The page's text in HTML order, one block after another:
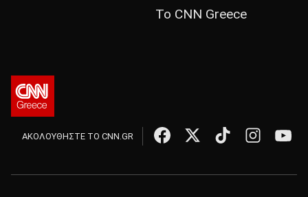
Το CNN Greece
ΑΚΟΛΟΥΘΗΣΤΕ ΤΟ CNN.GR